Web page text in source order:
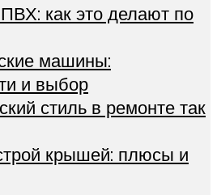
как это делают по
машины:
и выбор
стиль в ремонте так
крышей: плюсы и